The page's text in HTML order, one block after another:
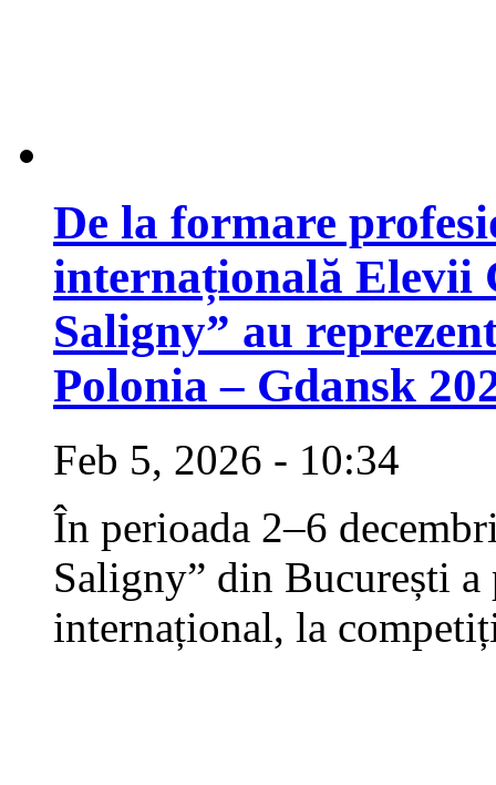
De la formare
internațională Elevii
Saligny” au
Polonia – Gdansk
Feb 5, 2026 - 10:34
În perioada 2–6
Saligny” din București
internațional, la